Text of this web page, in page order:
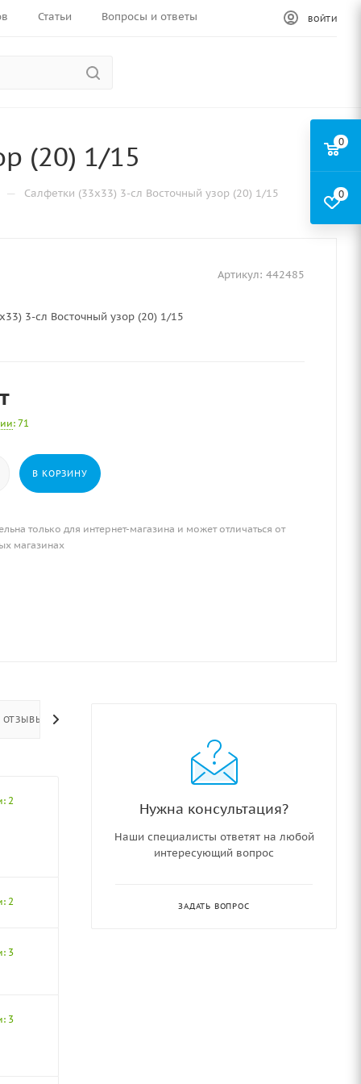
Статьи Вопросы и ответы ВОЙТИ
(20) 1/15
— Салфетки (33х33) 3-сл Восточный узор (20) 1/15
Артикул: 442485
3-сл Восточный узор (20) 1/15
: 71
В КОРЗИНУ
только для интернет-магазина и может отличаться от
магазинах
ОТЗЫВЫ
2
2
3
3
Нужна консультация?
Наши специалисты ответят на любой
интересующий вопрос
ЗАДАТЬ ВОПРОС
0
0